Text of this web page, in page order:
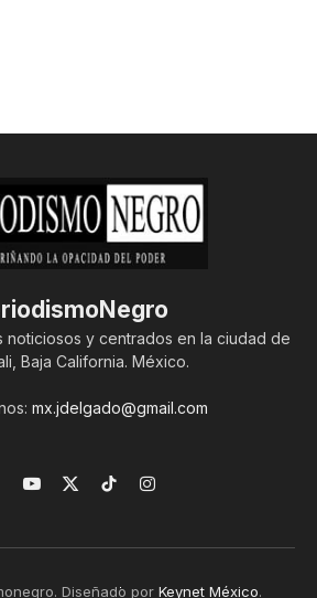
noticiosos y centrados en la ciudad de
Baja California. México.
mx.jdelgado@gmail.com
YouTube
X
TikTokInstagram
Diseñado por Keynet México.